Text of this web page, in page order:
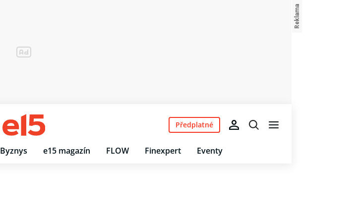
Byznys e15 magazín FLOW Finexpert Eventy
Předplatné